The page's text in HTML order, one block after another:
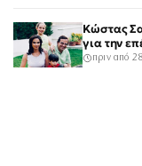
Κώστας
για την
πριν από